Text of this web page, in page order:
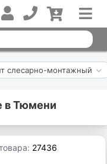
слесарно-монтажный
в Тюмени
27436